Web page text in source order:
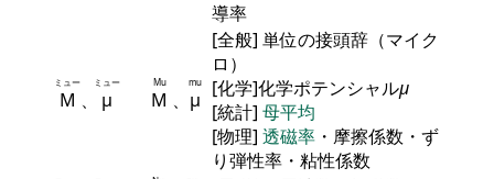
導率
Μ
ミュー
、 μ
ミュー
Μ
Mu
、 μ
mu
[全般] 単位の接頭辞（マイク
ロ）
[化学]化学ポテンシャルμ
[統計] 母平均
[物理] 透磁率 ・摩擦係数・ず
り弾性率・粘性係数